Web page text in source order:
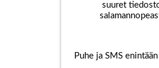
suuret
Puhe ja SMS